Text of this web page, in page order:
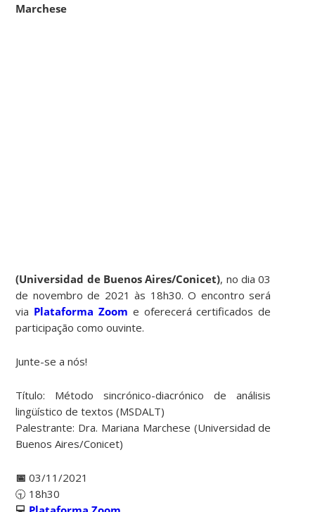
Marchese
(Universidad de Buenos Aires/Conicet), no dia 03
de novembro de 2021 às 18h30. O encontro será
via Plataforma Zoom e oferecerá certificados de
participação como ouvinte.
Junte-se a nós!
Título: Método sincrónico-diacrónico de análisis
lingüístico de textos (MSDALT)
Palestrante: Dra. Mariana Marchese (Universidad de
Buenos Aires/Conicet)
📅03/11/2021
🕤 18h30